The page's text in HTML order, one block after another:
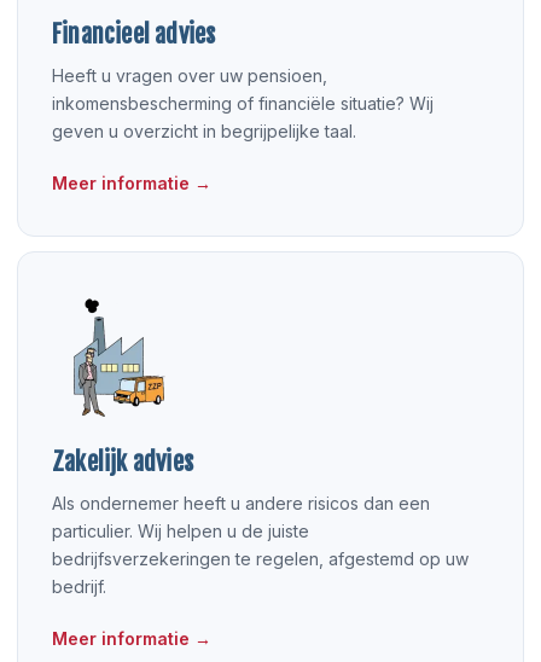
Financieel advies
Heeft u vragen over uw pensioen,
inkomensbescherming of financiële situatie? Wij
geven u overzicht in begrijpelijke taal.
Meer informatie →
Zakelijk advies
Als ondernemer heeft u andere risicos dan een
particulier. Wij helpen u de juiste
bedrijfsverzekeringen te regelen, afgestemd op uw
bedrijf.
Meer informatie →